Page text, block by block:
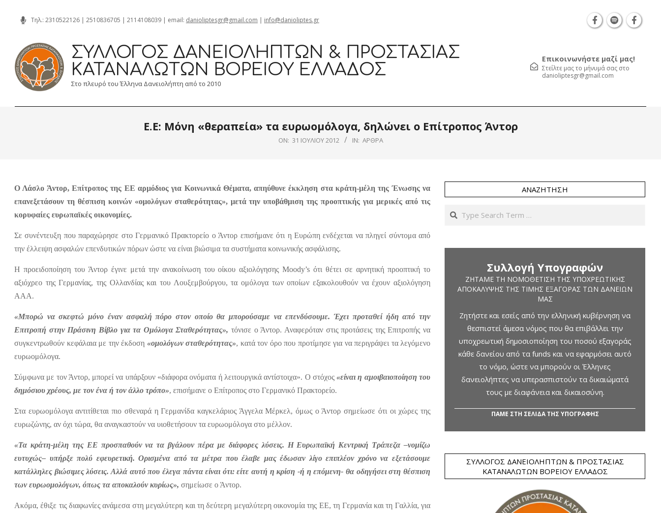
content
Τηλ.: 2310522126 | 2510836705 | 2114108039 | email: danioliptesgr@gmail.com | info@danioliptes.gr
ΣΎΛΛΟΓΟΣ ΔΑΝΕΙΟΛΗΠΤΏΝ & ΠΡΟΣΤΑΣΊΑΣ
ΚΑΤΑΝΑΛΩΤΏΝ ΒΟΡΕΊΟΥ ΕΛΛΆΔΟΣ
Στο πλευρό του Έλληνα Δανειολήπτη από το 2010
Επικοινωνήστε μαζί μας!
Στείλτε μας το μήνυμά σας στο
danioliptesgr@gmail.com
Ε.Ε: Μόνη «θεραπεία» τα ευρωομόλογα, δηλώνει ο Επίτροπος Άντορ
ON: 31 ΙΟΥΛΊΟΥ 2012 IN: ΆΡΘΡΑ
Ο Λάσλο Άντορ, Επίτροπος της ΕΕ αρμόδιος για Κοινωνικά Θέματα, απηύθυνε έκκληση στα κράτη-μέλη της Ένωσης να
επανεξετάσουν τη θέσπιση κοινών «ομολόγων σταθερότητας», μετά την υποβάθμιση της προοπτικής για μερικές από τις
κορυφαίες ευρωπαϊκές οικονομίες.
Σε συνέντευξη που παραχώρησε στο Γερμανικό Πρακτορείο ο Άντορ επισήμανε ότι η Ευρώπη ενδέχεται να πληγεί σύντομα από
την έλλειψη ασφαλών επενδυτικών πόρων ώστε να είναι βιώσιμα τα συστήματα κοινωνικής ασφάλισης.
Η προειδοποίηση του Άντορ έγινε μετά την ανακοίνωση του οίκου αξιολόγησης Moody’s ότι θέτει σε αρνητική προοπτική το
αξιόχρεο της Γερμανίας, της Ολλανδίας και του Λουξεμβούργου, τα ομόλογα των οποίων εξακολουθούν να έχουν αξιολόγηση
AAA.
«Μπορώ να σκεφτώ μόνο έναν ασφαλή πόρο στον οποίο θα μπορούσαμε να επενδύσουμε. Έχει προταθεί ήδη από την
Επιτροπή στην Πράσινη Βίβλο για τα Ομόλογα Σταθερότητας», τόνισε ο Άντορ. Αναφερόταν στις προτάσεις της Επιτροπής να
συγκεντρωθούν κεφάλαια με την έκδοση «ομολόγων σταθερότητας», κατά τον όρο που προτίμησε για να περιγράψει τα λεγόμενο
ευρωομόλογα.
Σύμφωνα με τον Άντορ, μπορεί να υπάρξουν «διάφορα ονόματα ή λειτουργικά αντίστοιχα». Ο στόχος«είναι η αμοιβαιοποίηση του
δημόσιου χρέους, με τον ένα ή τον άλλο τρόπο», επισήμανε ο Επίτροπος στο Γερμανικό Πρακτορείο.
Στα ευρωομόλογα αντιτίθεται πιο σθεναρά η Γερμανίδα καγκελάριος Άγγελα Μέρκελ, όμως ο Άντορ σημείωσε ότι οι χώρες της
ευρωζώνης, αν όχι τώρα, θα αναγκαστούν να υιοθετήσουν τα ευρωομόλογα στο μέλλον.
«Τα κράτη-μέλη της ΕΕ προσπαθούν να τα βγάλουν πέρα με διάφορες λύσεις. Η Ευρωπαϊκή Κεντρική Τράπεζα –νομίζω
ευτυχώς– υπήρξε πολύ εφευρετική. Ορισμένα από τα μέτρα που έλαβε μας έδωσαν λίγο επιπλέον χρόνο να εξετάσουμε
κατάλληλες βιώσιμες λύσεις. Αλλά αυτό που έλεγα πάντα είναι ότι: είτε αυτή η κρίση -ή η επόμενη- θα οδηγήσει στη θέσπιση
των ευρωομολόγων, όπως τα αποκαλούν κυρίως», σημείωσε ο Άντορ.
Ακόμα, έθιξε τις διαφωνίες ανάμεσα στη μεγαλύτερη και τη δεύτερη μεγαλύτερη οικονομία της ΕΕ, τη Γερμανία και τη Γαλλία, για
ΑΝΑΖΉΤΗΣΗ
Search
Συλλογή Υπογραφών
ΖΗΤΆΜΕ ΤΗ ΝΟΜΟΘΈΤΙΣΗ ΤΗΣ ΥΠΟΧΡΕΩΤΙΚΉΣ
ΑΠΟΚΆΛΥΨΗΣ ΤΗΣ ΤΙΜΉΣ ΕΞΑΓΟΡΆΣ ΤΩΝ ΔΑΝΕΊΩΝ
ΜΑΣ
Ζητήστε και εσείς από την ελληνική κυβέρνηση να
θεσπιστεί άμεσα νόμος που θα επιβάλλει την
υποχρεωτική δημοσιοποίηση του ποσού εξαγοράς
κάθε δανείου από τα funds και να εφαρμόσει αυτό
το νόμο, ώστε να μπορούν οι Έλληνες
δανειολήπτες να υπερασπιστούν τα δικαιώματά
τους με διαφάνεια και δικαιοσύνη.
ΠΑΜΕ ΣΤΗ ΣΕΛΙΔΑ ΤΗΣ ΥΠΟΓΡΑΦΗΣ
ΣΎΛΛΟΓΟΣ ΔΑΝΕΙΟΛΗΠΤΏΝ & ΠΡΟΣΤΑΣΊΑΣ
ΚΑΤΑΝΑΛΩΤΏΝ ΒΟΡΕΊΟΥ ΕΛΛΆΔΟΣ